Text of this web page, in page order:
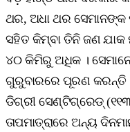
ଥର, ଅଧା ଥର
ସହିତ କିମ୍ବା ତିନି ଜଣ
୪୦ କିମିରୁ ଅଧିକ ।
ଗୁରୁବାରରେ ପୂରଣ କରନ୍ତି
ଡିଗ୍ରୀ ସେଣ୍ଟିଗ୍ରେଡ୍‌
ତାପମାତ୍ରାରେ ଅନ୍ୟ